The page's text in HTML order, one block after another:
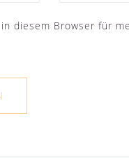
diesem Browser für